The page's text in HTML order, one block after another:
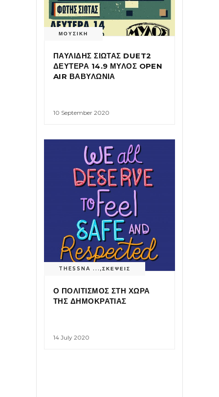
ΜΟΥΣΙΚΗ
ΠΑΥΛΙΔΗΣ ΣΙΩΤΑΣ DUET2
ΔΕΥΤΕΡΑ 14.9 ΜΥΛΟΣ OPEN
AIR ΒΑΒΥΛΩΝΙΑ
10 September 2020
THESSNA ... ,ΣΚΕΨΕΙΣ
Ο ΠΟΛΙΤΙΣΜΟΣ ΣΤΗ ΧΩΡΑ
ΤΗΣ ΔΗΜΟΚΡΑΤΙΑΣ
14 July 2020